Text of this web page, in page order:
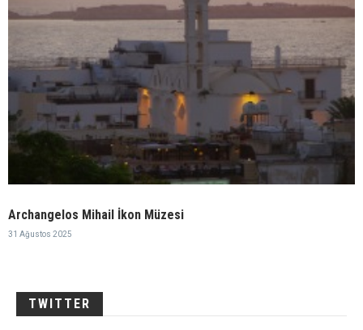
Archangelos Mihail İkon Müzesi
31 Ağustos 2025
TWITTER